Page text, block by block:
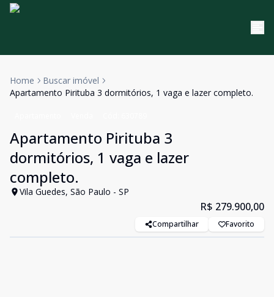
Home
Buscar imóvel
Apartamento Pirituba 3 dormitórios, 1 vaga e lazer completo.
Apartamento Pirituba 3
dormitórios, 1 vaga e lazer
completo.
Vila Guedes, São Paulo - SP
R$ 279.900,00
Compartilhar Favorito